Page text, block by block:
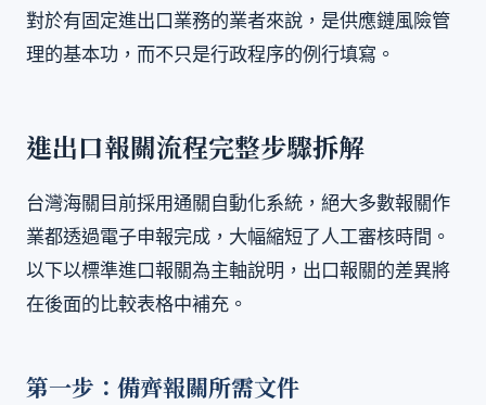
對於有固定進出口業務的業者來說，是供應鏈風險管
理的基本功，而不只是行政程序的例行填寫。
進出口報關流程完整步驟拆解
台灣海關目前採用通關自動化系統，絕大多數報關作
業都透過電子申報完成，大幅縮短了人工審核時間。
以下以標準進口報關為主軸說明，出口報關的差異將
在後面的比較表格中補充。
第一步：備齊報關所需文件